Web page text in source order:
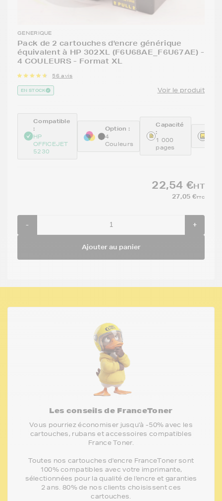
GENERIQUE
Pack de 2 cartouches d'encre générique
équivalent à HP 302XL (F6U68AE_F6U67AE) -
4 COULEURS - Format XL
56 avis
EN STOCK Voir le produit
Compatible
:
HP
OFFICEJET
5230
Option :
4
Couleurs
Capacité
:
1 000
pages
22,54 €HT
27,05 €TTC
- +
Ajouter au panier
Les conseils de FranceToner
Vous pourriez économiser jusqu'à -50% avec les
cartouches, rubans et accessoires compatibles
France Toner.
Toutes nos cartouches d'encre FranceToner sont
100% compatibles avec votre imprimante,
sélectionnées pour la qualité de l'encre et garanties
2 ans. 80% de nos clients choisissent ces
cartouches.